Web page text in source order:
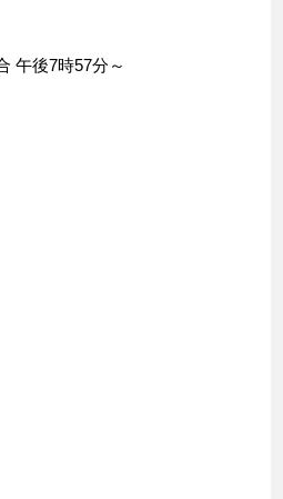
午後7時57分～